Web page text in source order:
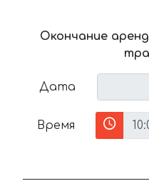
Окончание
Дата
Время